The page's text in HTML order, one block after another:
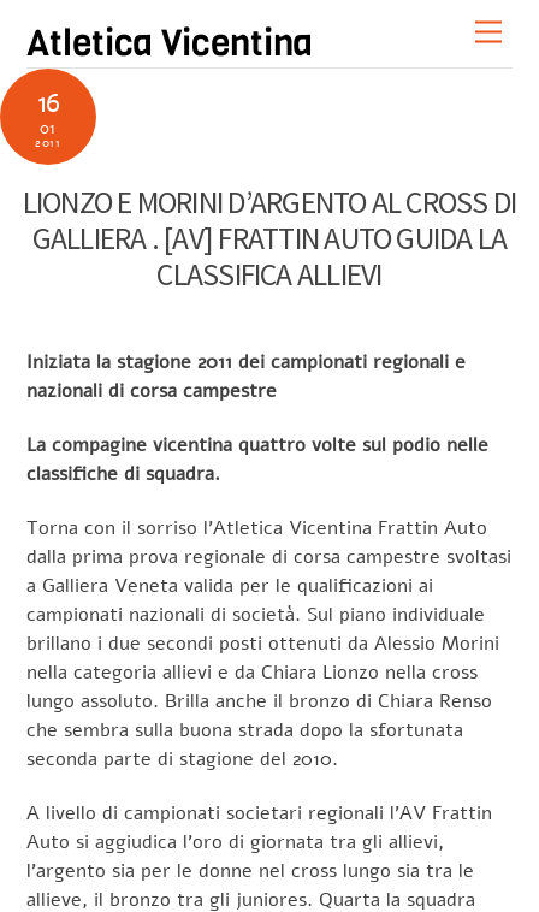
content
Atletica Vicentina
16
01
2011
LIONZO E MORINI D’ARGENTO AL CROSS DI
GALLIERA . [AV] FRATTIN AUTO GUIDA LA
CLASSIFICA ALLIEVI
Iniziata la stagione 2011 dei campionati regionali e
nazionali di corsa campestre
La compagine vicentina quattro volte sul podio nelle
classifiche di squadra.
Torna con il sorriso l’Atletica Vicentina Frattin Auto
dalla prima prova regionale di corsa campestre svoltasi
a Galliera Veneta valida per le qualificazioni ai
campionati nazionali di società. Sul piano individuale
brillano i due secondi posti ottenuti da Alessio Morini
nella categoria allievi e da Chiara Lionzo nella cross
lungo assoluto. Brilla anche il bronzo di Chiara Renso
che sembra sulla buona strada dopo la sfortunata
seconda parte di stagione del 2010.
A livello di campionati societari regionali l’AV Frattin
Auto si aggiudica l’oro di giornata tra gli allievi,
l’argento sia per le donne nel cross lungo sia tra le
allieve, il bronzo tra gli juniores. Quarta la squadra